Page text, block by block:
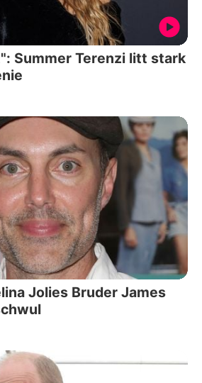
Summer Terenzi litt stark
Jolies Bruder James